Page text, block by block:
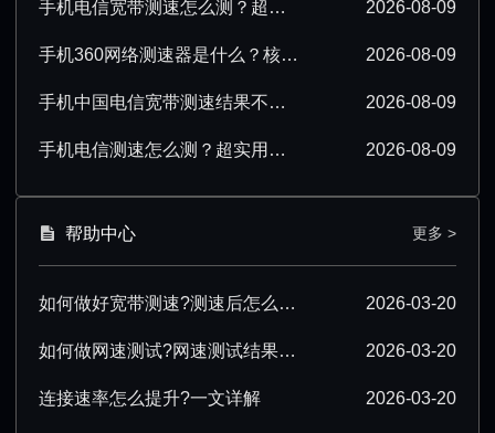
手机电信宽带测速怎么测？超详细操作步骤分享 2026-08-09
手机360网络测速器是什么？核心功能与使用场景解析 2026-08-09
手机中国电信宽带测速结果不准确该怎么办？ 2026-08-09
手机电信测速怎么测？超实用操作技巧分享 2026-08-09
帮助中心 更多 >
如何做好宽带测速?测速后怎么优化? 2026-03-20
如何做网速测试?网速测试结果怎么解读? 2026-03-20
连接速率怎么提升?一文详解 2026-03-20